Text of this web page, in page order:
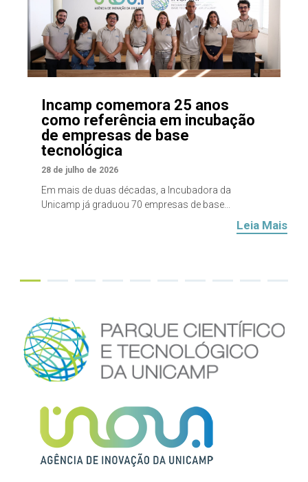
Incamp comemora 25 anos
como referência em incubação
de empresas de base
tecnológica
28 de julho de 2026
Em mais de duas décadas, a Incubadora da
Unicamp já graduou 70 empresas de base...
Leia Mais